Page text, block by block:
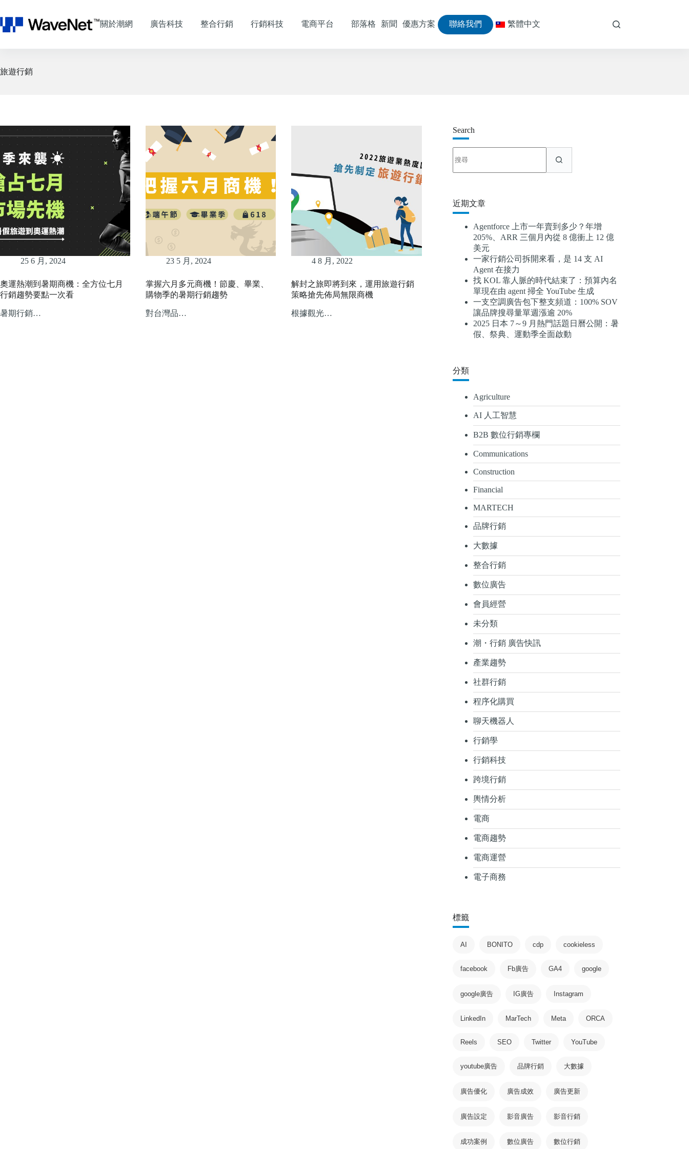
至
主
關於潮網 廣告科技 整合行銷 行銷科技 電商平台 部落格 新聞 優惠方案 聯絡我們 繁體中文
旅遊行銷
25 6 月, 2024
奧運熱潮到暑期商機：全方位七月
行銷趨勢要點一次看
暑期行銷…
23 5 月, 2024
掌握六月多元商機！節慶、畢業、
購物季的暑期行銷趨勢
對台灣品…
4 8 月, 2022
解封之旅即將到來，運用旅遊行銷
策略搶先佈局無限商機
根據觀光…
Search
不
到
條
件
近期文章
Agentforce 上市一年賣到多少？年增
205%、ARR 三個月內從 8 億衝上 12 億
美元
一家行銷公司拆開來看，是 14 支 AI
Agent 在接力
找 KOL 靠人脈的時代結束了：預算內名
單現在由 agent 掃全 YouTube 生成
一支空調廣告包下整支頻道：100% SOV
讓品牌搜尋量單週漲逾 20%
2025 日本 7～9 月熱門話題日曆公開：暑
假、祭典、運動季全面啟動
分類
Agriculture
AI 人工智慧
B2B 數位行銷專欄
Communications
Construction
Financial
MARTECH
品牌行銷
大數據
整合行銷
數位廣告
會員經營
未分類
潮・行銷 廣告快訊
產業趨勢
社群行銷
程序化購買
聊天機器人
行銷學
行銷科技
跨境行銷
輿情分析
電商
電商趨勢
電商運營
電子商務
標籤
AI BONITO cdp cookieless
facebook Fb廣告 GA4 google
google廣告 IG廣告 Instagram
LinkedIn MarTech Meta ORCA
Reels SEO Twitter YouTube
youtube廣告 品牌行銷 大數據
廣告優化 廣告成效 廣告更新
廣告設定 影音廣告 影音行銷
成功案例 數位廣告 數位行銷